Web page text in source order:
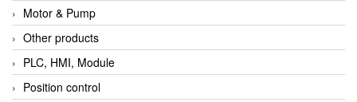
Motor & Pump
Other products
PLC, HMI, Module
Position control